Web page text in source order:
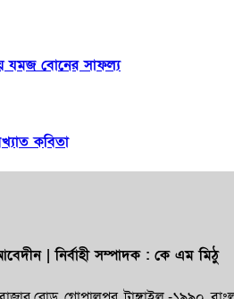
যমজ বোনের সাফল্য
কবিতা
| নির্বাহী সম্পাদক : কে এম মিঠু